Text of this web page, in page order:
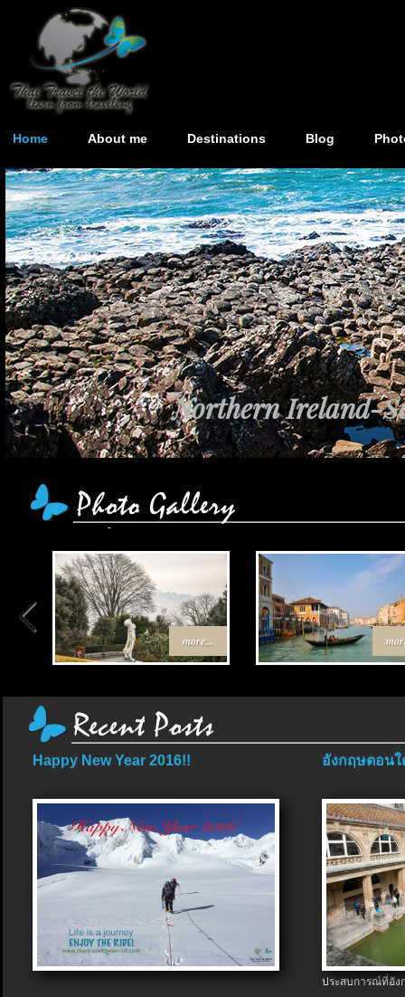
Home About me Destinations Blog
Northern Ireland-
more...
Happy New Year 2016!! อังกฤษตอนใ
ประสบการณ์ที่อัง